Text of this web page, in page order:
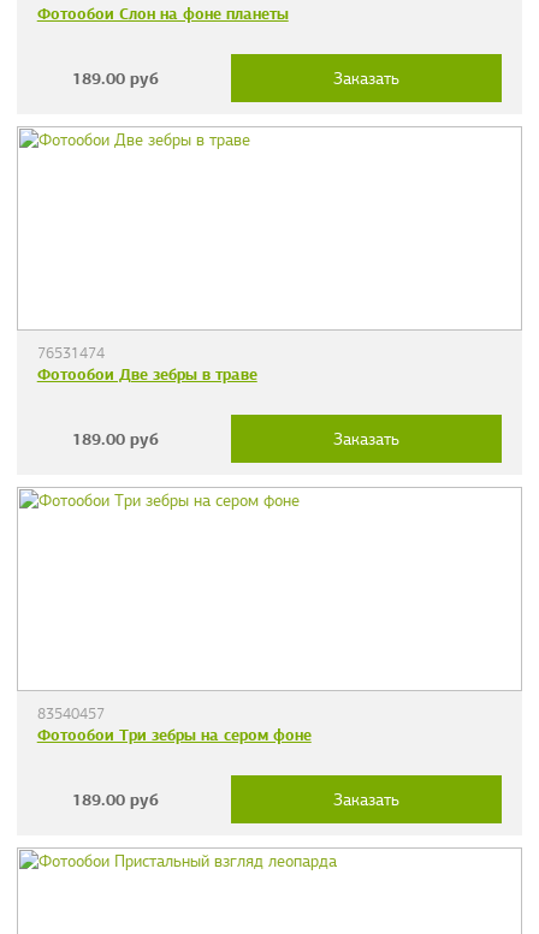
Фотообои Слон на фоне планеты
189.00 руб Заказать
76531474
Фотообои Две зебры в траве
189.00 руб Заказать
83540457
Фотообои Три зебры на сером фоне
189.00 руб Заказать